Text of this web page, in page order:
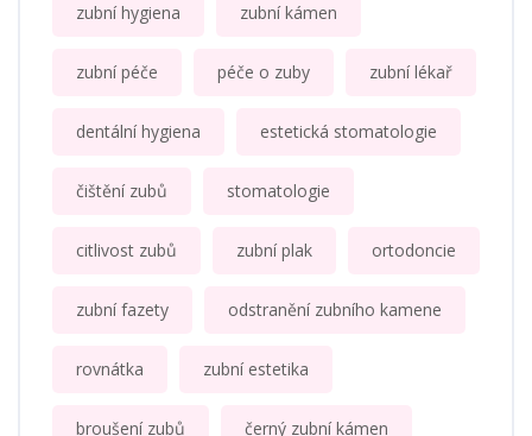
zubní hygiena zubní kámen
zubní péče péče o zuby zubní lékař
dentální hygiena estetická stomatologie
čištění zubů stomatologie
citlivost zubů zubní plak ortodoncie
zubní fazety odstranění zubního kamene
rovnátka zubní estetika
broušení zubů černý zubní kámen